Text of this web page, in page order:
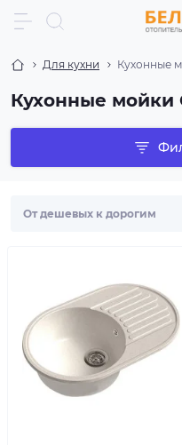
Для кухни Кухонные
Кухонные мойки